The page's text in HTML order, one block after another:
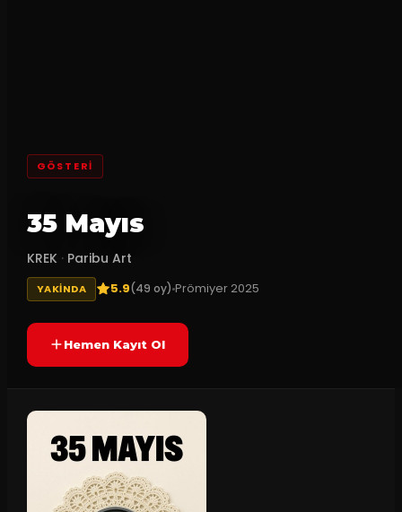
GÖSTERI
35 Mayıs
KREK · Paribu Art
YAKINDA 5.9(49 oy)Prömiyer 2025
Hemen Kayıt Ol